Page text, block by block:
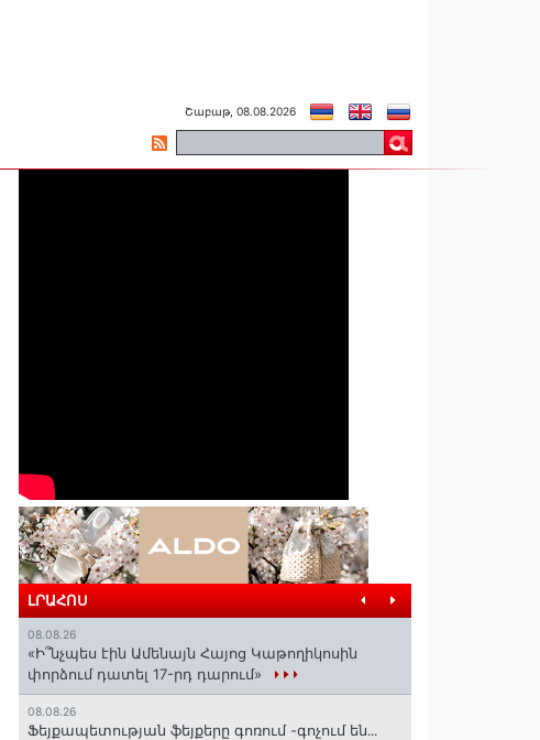
Շաբաթ, 08.08.2026
ԼՐԱՀՈՍ
08.08.26
«Ի՞նչպես էին Ամենայն Հայոց Կաթողիկոսին
փորձում դատել 17-րդ դարում»
08.08.26
Ֆեյքապետության ֆեյքերը գոռում -գոչում են․․․